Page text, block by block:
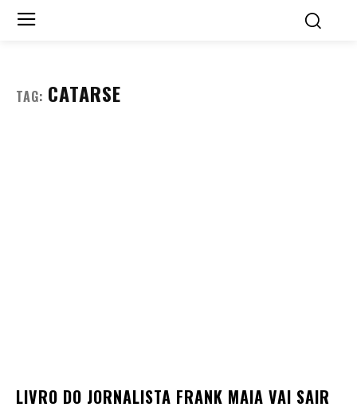
TAG: CATARSE
LIVRO DO JORNALISTA FRANK MAIA VAI SAIR